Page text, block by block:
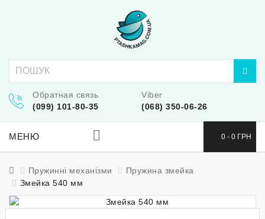
Обратная связь
(099) 101-80-35
Viber
(068) 350-06-26
0 - 0 ГРН
МЕНЮ
Пружинні механізми
Пружина змейка
Змейка 540 мм